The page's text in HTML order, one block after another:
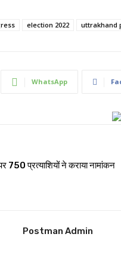
election 2022 uttrakhand
WhatsApp
750 प्रत्याशियों ने कराया नामांकन
Postman Admin